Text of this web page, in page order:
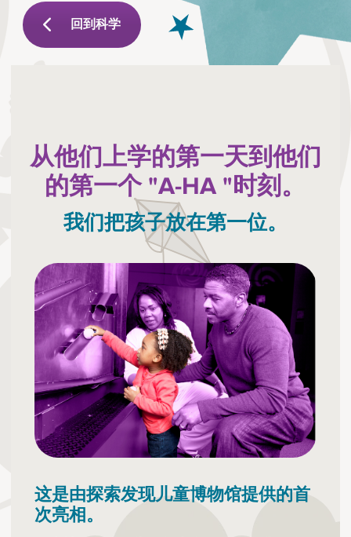
回到科学
从他们上学的第一天到他们
的第一个 "A-HA "时刻。
我们把孩子放在第一位。
这是由探索发现儿童博物馆提供的首
次亮相。